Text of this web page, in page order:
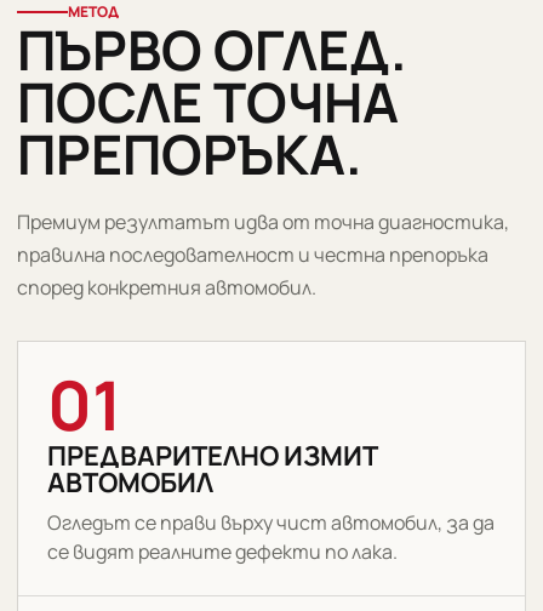
МЕТОД
ПЪРВО ОГЛЕД.
ПОСЛЕ ТОЧНА
ПРЕПОРЪКА.
Премиум резултатът идва от точна диагностика,
правилна последователност и честна препоръка
според конкретния автомобил.
01
ПРЕДВАРИТЕЛНО ИЗМИТ
АВТОМОБИЛ
Огледът се прави върху чист автомобил, за да
се видят реалните дефекти по лака.